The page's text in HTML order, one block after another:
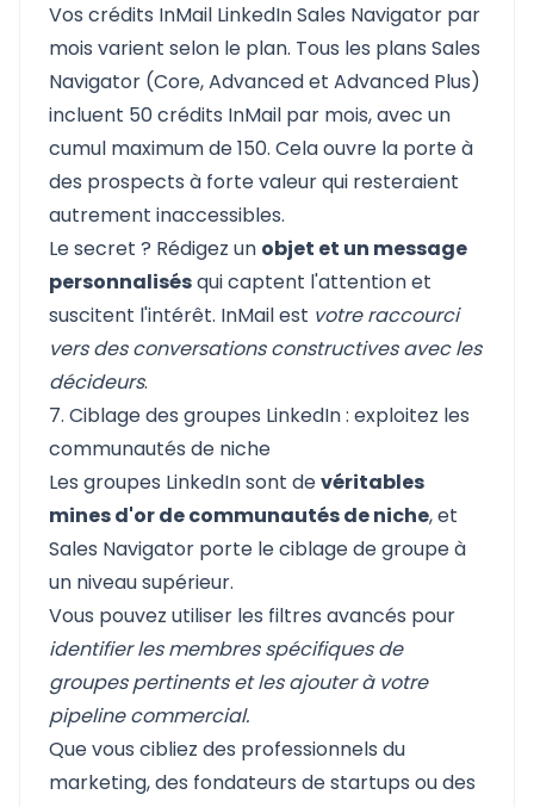
Vos crédits InMail LinkedIn Sales Navigator par
mois varient selon le plan. Tous les plans Sales
Navigator (Core, Advanced et Advanced Plus)
incluent 50 crédits InMail par mois, avec un
cumul maximum de 150. Cela ouvre la porte à
des prospects à forte valeur qui resteraient
autrement inaccessibles.
Le secret ? Rédigez un objet et un message
personnalisésqui captent l'attention et
suscitent l'intérêt. InMail est votre raccourci
vers des conversations constructives avec les
décideurs.
7. Ciblage des groupes LinkedIn : exploitez les
communautés de niche
Les groupes LinkedIn sont devéritables
mines d'or de communautés de niche, et
Sales Navigator porte le ciblage de groupe à
un niveau supérieur.
Vous pouvez utiliser les filtres avancés pour
identifier les membres spécifiques de
groupes pertinents et les ajouter à votre
pipeline commercial.
Que vous cibliez des professionnels du
marketing, des fondateurs de startups ou des